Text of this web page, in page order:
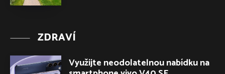
ZDRAVÍ
Využijte neodolatelnou nabídku na